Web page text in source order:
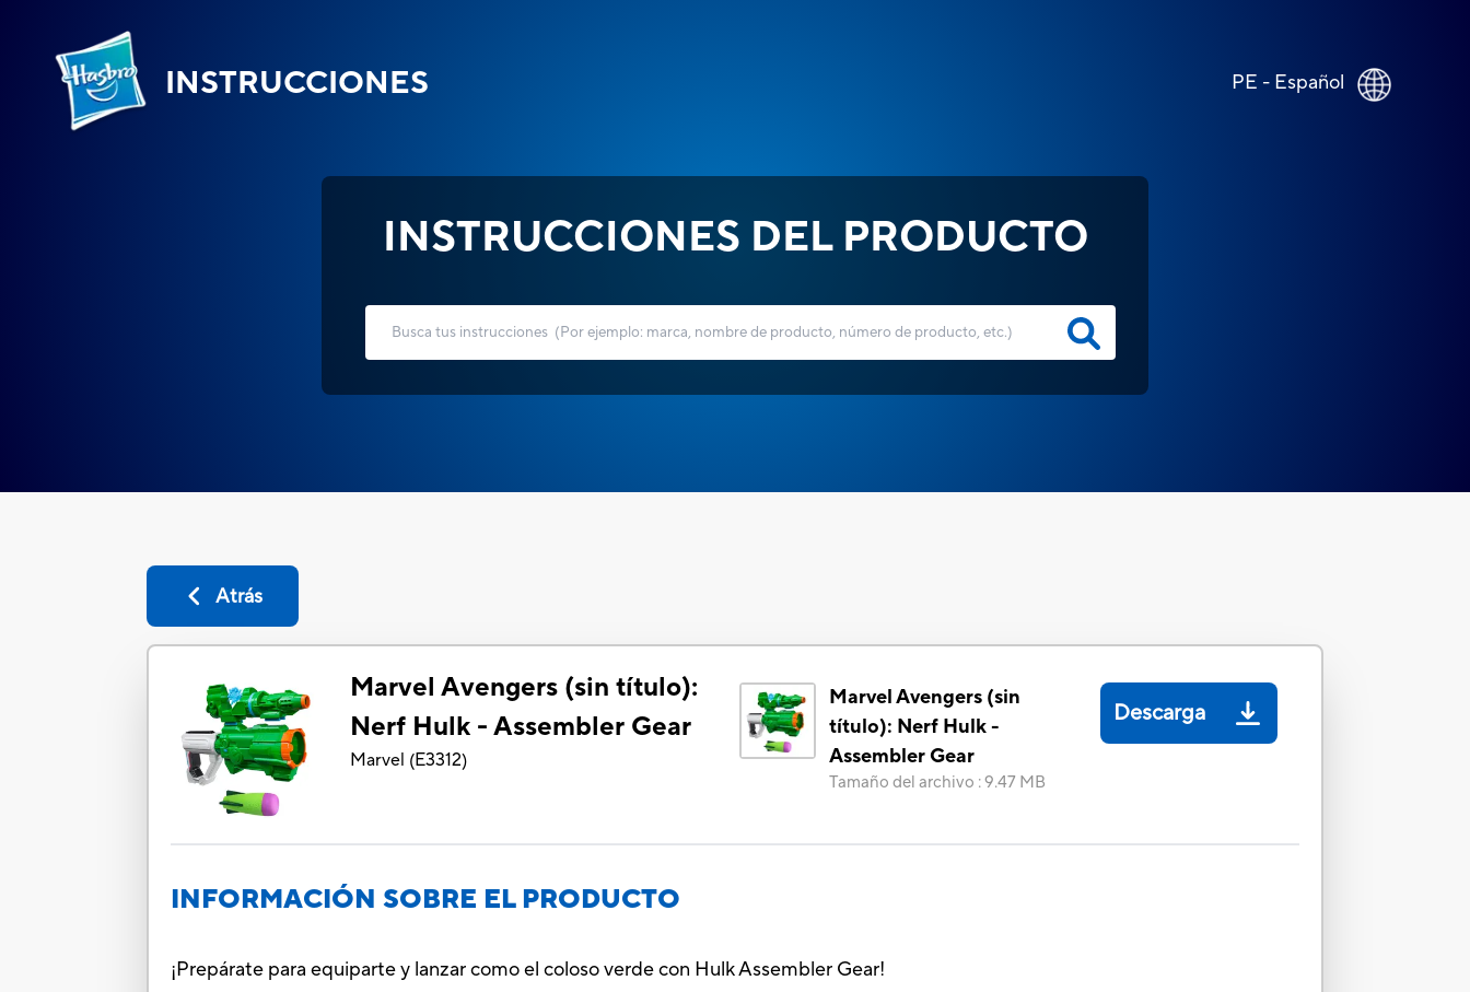
INSTRUCCIONES PE - Español
INSTRUCCIONES DEL PRODUCTO
Atrás
Marvel Avengers (sin título):
Nerf Hulk - Assembler Gear
Marvel (E3312)
Marvel Avengers (sin
título): Nerf Hulk -
Assembler Gear
Tamaño del archivo :9.47 MB
Descarga
INFORMACIÓN SOBRE EL PRODUCTO
¡Prepárate para equiparte y lanzar como el coloso verde con Hulk Assembler Gear!